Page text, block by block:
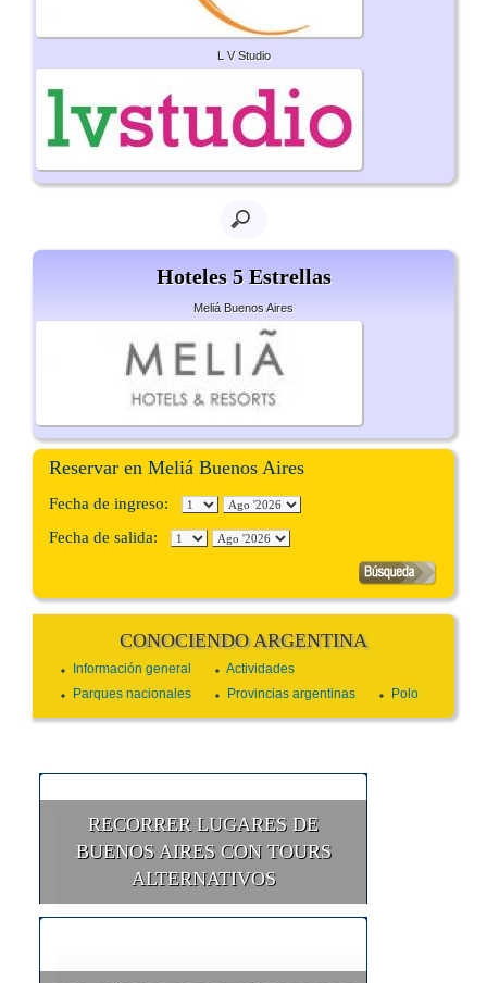
L V Studio
Hoteles 5 Estrellas
Meliá Buenos Aires
Reservar en Meliá Buenos Aires
Fecha de ingreso:
Fecha de salida:
CONOCIENDO ARGENTINA
Información general
Actividades
Parques nacionales
Provincias argentinas Polo
RECORRER LUGARES DE
BUENOS AIRES CON TOURS
ALTERNATIVOS